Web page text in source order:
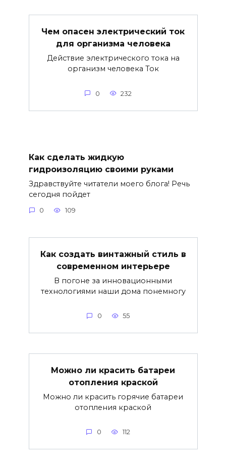
Чем опасен электрический ток
для организма человека
Действие электрического тока на
организм человека Ток
0 232
Как сделать жидкую
гидроизоляцию своими руками
Здравствуйте читатели моего блога! Речь
сегодня пойдет
0 109
Как создать винтажный стиль в
современном интерьере
В погоне за инновационными
технологиями наши дома понемногу
0 55
Можно ли красить батареи
отопления краской
Можно ли красить горячие батареи
отопления краской
0 112